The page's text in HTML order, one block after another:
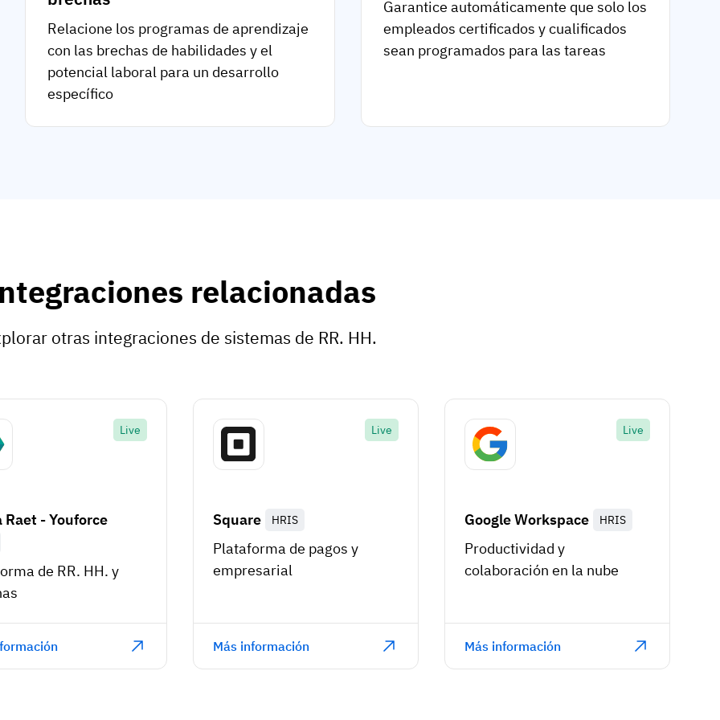
Relacione los programas de aprendizaje
con las brechas de habilidades y el
potencial laboral para un desarrollo
específico
Garantice automáticamente que solo los
empleados certificados y cualificados
sean programados para las tareas
relacionadas
otras integraciones de sistemas de RR. HH.
Live
Raet - Youforce
de RR. HH. y
Live
Square HRIS
Plataforma de pagos y
empresarial
Más información
Live
Google Workspace HRIS
Productividad y
colaboración en la nube
Más información